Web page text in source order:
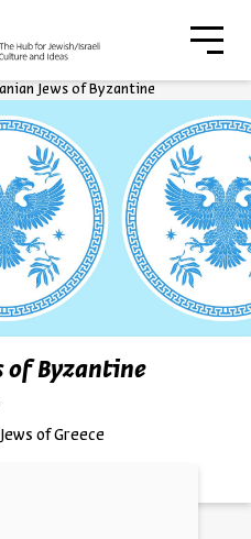
Jews of Byzantine
of Byzantine
of Greece
know about
programs!